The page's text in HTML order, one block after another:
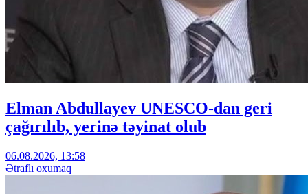
Elman Abdullayev UNESCO-dan geri
çağırılıb, yerinə təyinat olub
06.08.2026, 13:58
Ətraflı oxumaq